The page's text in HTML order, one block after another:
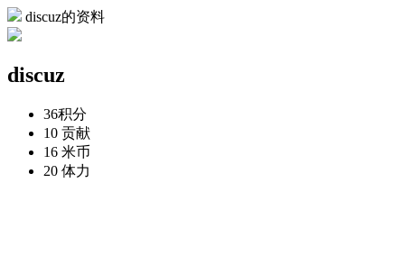
discuz的资料
discuz
36积分
10 贡献
16 米币
20 体力